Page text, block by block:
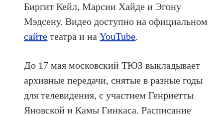
Биргит Кейл, Марсии Хайде и Эгону
Мэдсену. Видео доступно на официальном
сайте театра и наYouTube.
До 17 мая московский ТЮЗ выкладывает
архивные передачи, снятые в разные годы
для телевидения, с участием Генриетты
Яновской и Камы Гинкаса. Расписание